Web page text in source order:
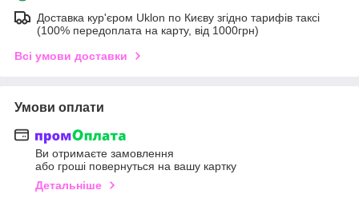
Доставка кур'єром Uklon по Києву згідно тарифів таксі
(100% передоплата на карту, від 1000грн)
Всі умови доставки
Умови оплати
Ви отримаєте замовлення
або гроші повернуться на вашу картку
Детальніше